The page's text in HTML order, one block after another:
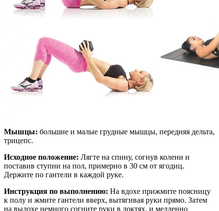
Мышцы: большие и малые грудные мышцы, передняя дельта,
трицепс.
Исходное положение: Лягте на спину, согнув колени и
поставив ступни на пол, примерно в 30 см от ягодиц.
Держите по гантели в каждой руке.
Инструкция по выполнению: На вдохе прижмите поясницу
к полу и жмите гантели вверх, вытягивая руки прямо. Затем
на выдохе немного согните руки в локтях, и медленно